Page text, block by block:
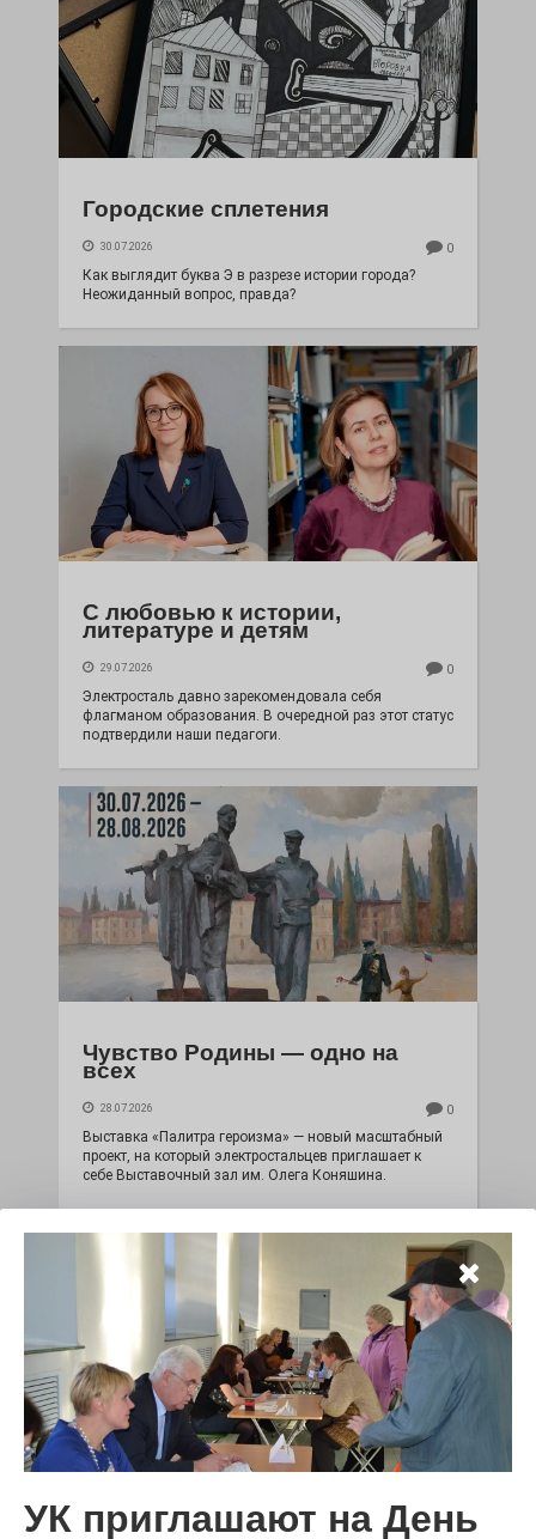
Городские сплетения
30.07.2026 0
Как выглядит буква Э в разрезе истории города?
Неожиданный вопрос, правда?
С любовью к истории,
литературе и детям
29.07.2026 0
Электросталь давно зарекомендовала себя
флагманом образования. В очередной раз этот статус
подтвердили наши педагоги.
Чувство Родины — одно на
всех
28.07.2026 0
Выставка «Палитра героизма» — новый масштабный
проект, на который электростальцев приглашает к
себе Выставочный зал им. Олега Коняшина.
путешествуют по городу
УК приглашают на День